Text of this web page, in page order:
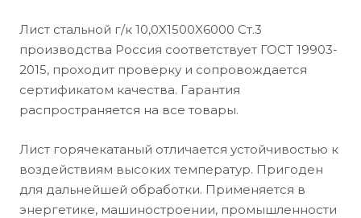
Лист стальной г/к 10,0X1500X6000 Cт.3
производства Россия соответствует ГОСТ 19903-
2015, проходит проверку и сопровождается
сертификатом качества. Гарантия
распространяется на все товары.
Лист горячекатаный отличается устойчивостью к
воздействиям высоких температур. Пригоден
для дальнейшей обработки. Применяется в
энергетике, машиностроении, промышленности